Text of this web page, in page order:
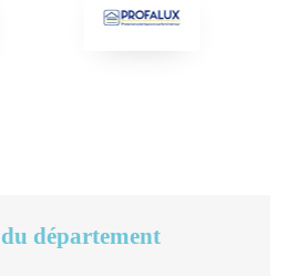
département